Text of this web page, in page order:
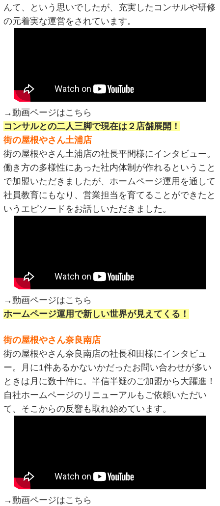
んて、という思いでしたが、充実したコンサルや研修
の元着実な運営をされています。
→動画ページはこちら
コンサルとの二人三脚で現在は２店舗展開！
街の屋根やさん土浦店
街の屋根やさん土浦店の社長平間様にインタビュー。
働き方の多様性にあった社内体制が作れるということ
で加盟いただきましたが、ホームページ運用を通して
社員教育にもなり、営業担当を育てることができたと
いうエピソードをお話しいただきました。
→動画ページはこちら
ホームページ運用で新しい世界が見えてくる！
街の屋根やさん奈良南店
街の屋根やさん奈良南店の社長和田様にインタビュ
ー。月に1件あるかないかだったお問い合わせが多い
ときは月に数十件に。半信半疑のご加盟から大躍進！
自社ホームページのリニューアルもご依頼いただい
て、そこからの反響も取れ始めています。
→動画ページはこちら